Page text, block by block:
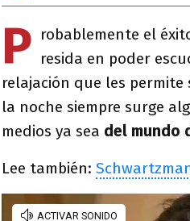
P robablemente el
resida en poder
relajación que les permite
la noche siempre surge
medios ya sea del mundo
Lee también: